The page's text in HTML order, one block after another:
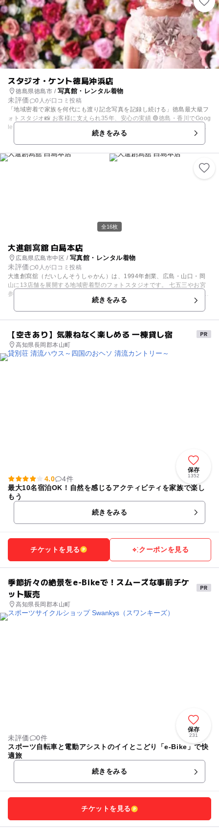
からシニアまで お一人でも多人数のグループでも 広いスタジオでお待ち
しています！
スタジオ・ケント徳島沖浜店
徳島県徳島市 / 写真館・レンタル着物
未評価
0人が口コミ投稿
「地域密着で家族を何代にも渡り記念写真を記録し続ける」徳島最大級フ
ォトスタジオ📸 お客様に支えられ35年、安心の実績 🟢徳島・香川でGoog
leクチコミ No1 🟢お客様アンケート満足度 4.8 🟢累計15万人以上がご利
用 🟢お母さんも納得して選べる圧倒的な衣装数 赤ちゃんから大人まで全
ての撮影に対応✨ 季節ごとにキャンペーン撮影会も開催中✨
続きをみる
全16枚
大進創寫舘 白島本店
広島県広島市中区 / 写真館・レンタル着物
未評価
0人が口コミ投稿
大進創寫舘（だいしんそうしゃかん）は、1994年創業、広島・山口・岡
山に13店舗を展開する地域密着型のフォトスタジオです。 七五三やお宮
参り、誕生日、入園・入学、ご家族写真、ご成人の振袖撮影など、人生の
節目を「写真」というカタチに残します。 豊富な衣装も魅力で、最新のか
わいい着物や振袖・卒業式用の袴、ドレス、タキシード、ベビー用着ぐる
対応し、ご家族の「今」を丁寧に残すお手伝いをいたします。
続きをみる
【空きあり】気兼ねなく楽しめる 一棟貸し宿
高知県長岡郡本山町
保存
1352
4.0
4件
最大10名宿泊OK！自然を感じるアクティビティを家族で楽し
もう
続きをみる
チケットを見る クーポンを見る
季節折々の絶景をe-Bikeで！スムーズな事前チケ
ット販売
高知県長岡郡本山町
保存
231
未評価
0件
スポーツ自転車と電動アシストのイイとこどり「e-Bike」で快
適旅
続きをみる
チケットを見る